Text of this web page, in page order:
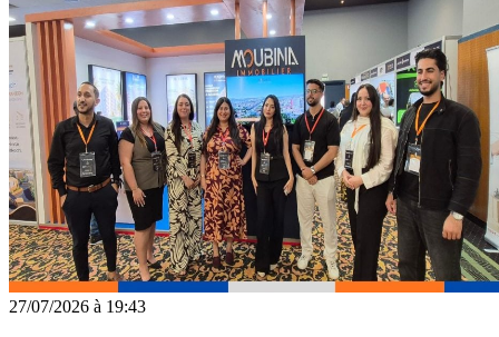
27/07/2026 à 19:43